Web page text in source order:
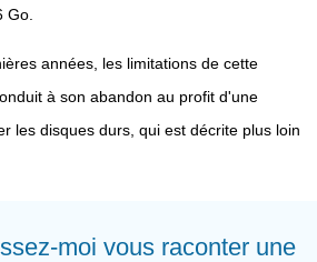
Go.
années, les limitations de cette
à son abandon au profit d'une
les disques durs, qui est décrite plus loin
moi vous raconter une